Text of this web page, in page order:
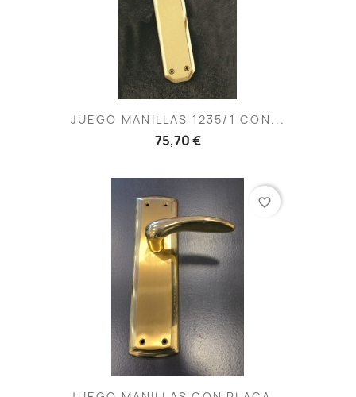
JUEGO MANILLAS 1235/1 CON...
75,70 €
favorite_border